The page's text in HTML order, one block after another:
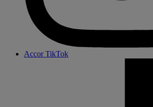
Accor TikTok